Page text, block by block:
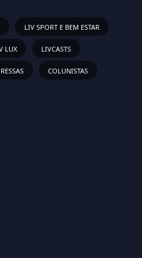
LIV SPORT E BEM ESTAR
LUX LIVCASTS
COLUNISTAS